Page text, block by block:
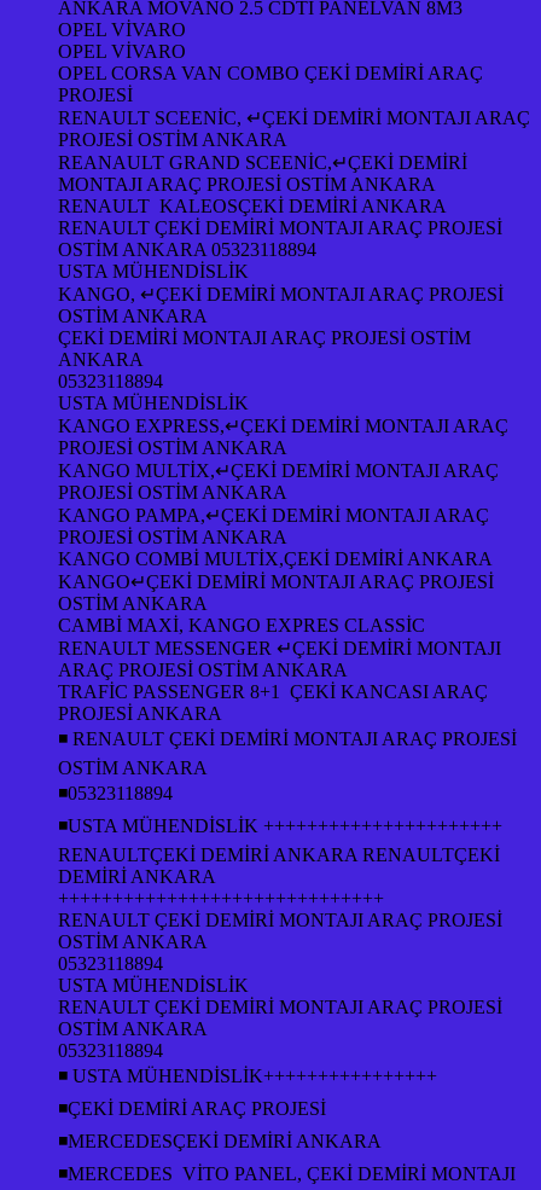
ANKARA MOVANO 2.5 CDTİ PANELVAN 8M3
OPEL VİVARO
OPEL VİVARO
OPEL CORSA VAN COMBO ÇEKİ DEMİRİ ARAÇ
PROJESİ
RENAULT SCEENİC, ↵ÇEKİ DEMİRİ MONTAJI ARAÇ
PROJESİ OSTİM ANKARA
REANAULT GRAND SCEENİC,↵ÇEKİ DEMİRİ
MONTAJI ARAÇ PROJESİ OSTİM ANKARA
RENAULT KALEOSÇEKİ DEMİRİ ANKARA
RENAULT ÇEKİ DEMİRİ MONTAJI ARAÇ PROJESİ
OSTİM ANKARA 05323118894
USTA MÜHENDİSLİK
KANGO, ↵ÇEKİ DEMİRİ MONTAJI ARAÇ PROJESİ
OSTİM ANKARA
ÇEKİ DEMİRİ MONTAJI ARAÇ PROJESİ OSTİM
ANKARA
05323118894
USTA MÜHENDİSLİK
KANGO EXPRESS,↵ÇEKİ DEMİRİ MONTAJI ARAÇ
PROJESİ OSTİM ANKARA
KANGO MULTİX,↵ÇEKİ DEMİRİ MONTAJI ARAÇ
PROJESİ OSTİM ANKARA
KANGO PAMPA,↵ÇEKİ DEMİRİ MONTAJI ARAÇ
PROJESİ OSTİM ANKARA
KANGO COMBİ MULTİX,ÇEKİ DEMİRİ ANKARA
KANGO↵ÇEKİ DEMİRİ MONTAJI ARAÇ PROJESİ
OSTİM ANKARA
CAMBİ MAXİ, KANGO EXPRES CLASSİC
RENAULT MESSENGER ↵ÇEKİ DEMİRİ MONTAJI
ARAÇ PROJESİ OSTİM ANKARA
TRAFİC PASSENGER 8+1 ÇEKİ KANCASI ARAÇ
PROJESİ ANKARA
◾ RENAULT ÇEKİ DEMİRİ MONTAJI ARAÇ PROJESİ
OSTİM ANKARA
◾05323118894
◾USTA MÜHENDİSLİK ++++++++++++++++++++++
RENAULTÇEKİ DEMİRİ ANKARA RENAULTÇEKİ
DEMİRİ ANKARA
++++++++++++++++++++++++++++++
RENAULT ÇEKİ DEMİRİ MONTAJI ARAÇ PROJESİ
OSTİM ANKARA
05323118894
USTA MÜHENDİSLİK
RENAULT ÇEKİ DEMİRİ MONTAJI ARAÇ PROJESİ
OSTİM ANKARA
05323118894
◾ USTA MÜHENDİSLİK++++++++++++++++
◾ÇEKİ DEMİRİ ARAÇ PROJESİ
◾MERCEDESÇEKİ DEMİRİ ANKARA
◾MERCEDES VİTO PANEL, ÇEKİ DEMİRİ MONTAJI